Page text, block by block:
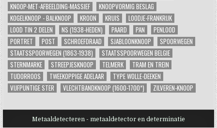
KNOOP-MET-AFBEELDING-MASSIEF
KNOOPVORMIG BESLAG
KOGELKNOOP - BALKNOOP
KROON KRUIS
LOODJE-FRANKRIJK
LOOD TIN 2 DELEN
NS (1938-HEDEN) PAARD PAN
PENLOOD
PORTRET
POST SCHROEFDRAAD SJABLOONKNOOP
SPOORWEGEN
STAATSSPOORWEGEN (1863-1938)
STAATSSPOORWEGEN BELGIE
STERNMARKE
STREEPJESKNOOP TELMERK
TRAM EN TREIN
TUDORROOS
TWEEKOPPIGE ADELAAR
TYPE WOLLE-DEEKEN
VIJFPUNTIGE STER
VLECHTBANDKNOOP (1600-1700*) ZILVEREN-KNOOP
Metaaldetecteren - metaaldetector en determinatie